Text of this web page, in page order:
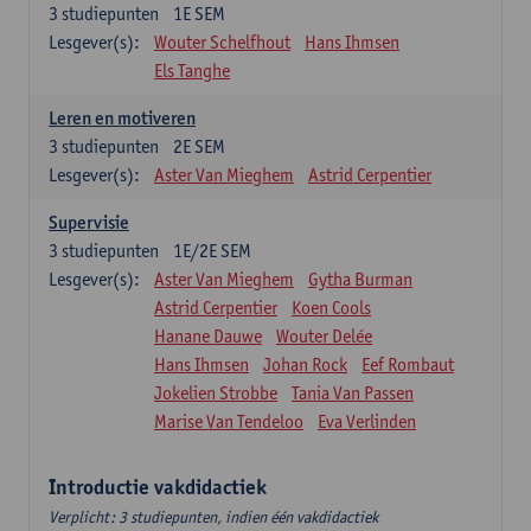
1E SEM
3 studiepunten
Lesgever(s):
Wouter Schelfhout
Hans Ihmsen
Els Tanghe
Leren en motiveren
2E SEM
3 studiepunten
Lesgever(s):
Aster Van Mieghem Astrid Cerpentier
Supervisie
1E/2E SEM
3 studiepunten
Lesgever(s):
Aster Van Mieghem
Gytha Burman
Astrid Cerpentier
Koen Cools
Hanane Dauwe
Wouter Delée
Hans Ihmsen
Johan Rock
Eef Rombaut
Jokelien Strobbe
Tania Van Passen
Marise Van Tendeloo
Eva Verlinden
Introductie vakdidactiek
Verplicht: 3 studiepunten, indien één vakdidactiek